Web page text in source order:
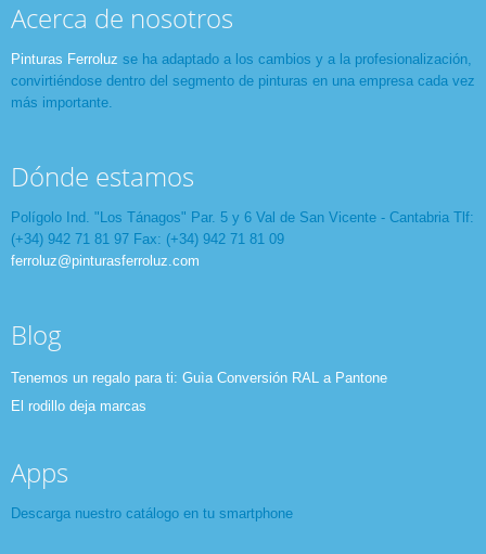
Acerca de nosotros
Pinturas Ferroluz se ha adaptado a los cambios y a la profesionalización,
convirtiéndose dentro del segmento de pinturas en una empresa cada vez
más importante.
Dónde estamos
Polígolo Ind. "Los Tánagos" Par. 5 y 6 Val de San Vicente - Cantabria Tlf:
(+34) 942 71 81 97 Fax: (+34) 942 71 81 09
ferroluz@pinturasferroluz.com
Blog
Tenemos un regalo para ti: Guìa Conversión RAL a Pantone
El rodillo deja marcas
Apps
Descarga nuestro catálogo en tu smartphone